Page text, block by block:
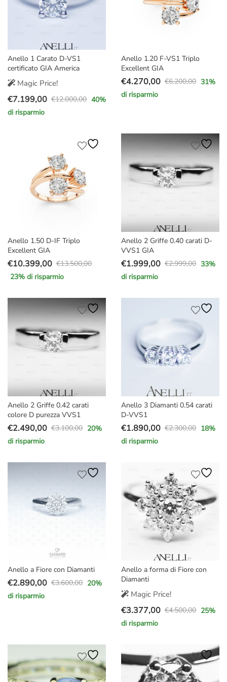
Anello 1 Carato D-VS1
certificato GIA America
Magic Price!
€12.000,00
Il
prezzo
€12.000,00.
€7.199,00
Il
prezzo
€7.199,00.
40%
di risparmio
Anello 1.20 F-VS1 Triplo
Excellent GIA
€6.200,00
Il
prezzo
€6.200,00.
€4.270,00
Il
prezzo
€4.270,00.
31%
di risparmio
Anello 1.50 D-IF Triplo
Excellent GIA
€13.500,00
Il
prezzo
era:
€13.500,00.
€10.399,00
Il
prezzo
è:
€10.399,00.
23% di risparmio
Anello 2 Griffe 0.40 carati D-
VVS1 GIA
€2.999,00
Il
prezzo
€1.999,00
Il
prezzo
33%
di risparmio
Anello 2 Griffe 0.42 carati
colore D purezza VVS1
€3.100,00
Il
prezzo
€2.490,00
Il
prezzo
20%
di risparmio
Anello 3 Diamanti 0.54 carati
D-VVS1
€2.300,00
Il
prezzo
€2.300,00.
€1.890,00
Il
prezzo
€1.890,00.
18%
di risparmio
Anello a Fiore con Diamanti
€3.600,00
Il
prezzo
€2.890,00
Il
prezzo
20%
di risparmio
Anello a forma di Fiore con
Diamanti
Magic Price!
€4.500,00
Il
prezzo
era:
€4.500,00.
€3.377,00
Il
prezzo
è:
€3.377,00.
25%
di risparmio